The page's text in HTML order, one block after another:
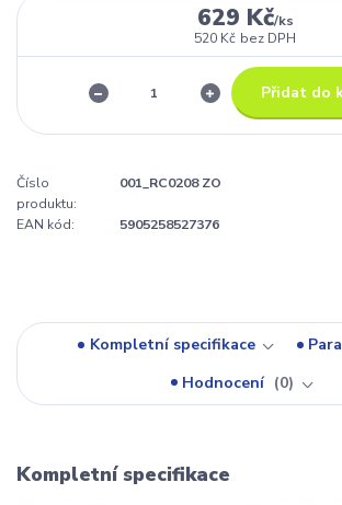
629 Kč/ks
520 Kč bez DPH
Přidat do
Číslo
produktu:
001_RC0208 ZO
EAN kód: 5905258527376
Kompletní specifikace
Hodnocení
0
Kompletní specifikace